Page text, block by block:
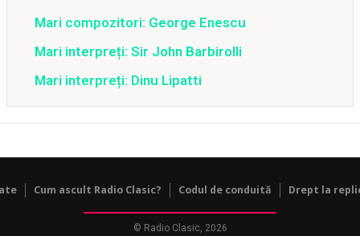
Mari compozitori: George Enescu
Mari interpreți: Sir John Barbirolli
Mari interpreți: Dinu Lipatti
Cum ascult Radio Clasic? Codul de conduită Drept la
© Radio Clasic, 2026